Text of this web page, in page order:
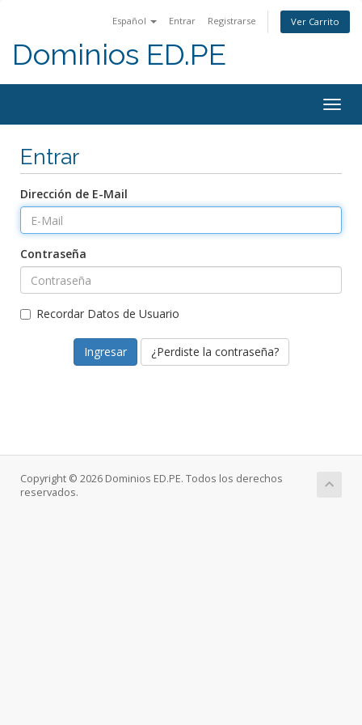
Español Entrar Registrarse Ver Carrito
Dominios ED.PE
Entrar
Dirección de E-Mail
Contraseña
Recordar Datos de Usuario
¿Perdiste la contraseña?
Copyright © 2026 Dominios ED.PE. Todos los derechos
reservados.